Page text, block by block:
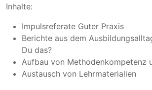
Inhalte:
Impulsreferate Guter Praxis
Berichte aus dem
Du das?
Aufbau von Methodenkompetenz
Austausch von Lehrmaterialien